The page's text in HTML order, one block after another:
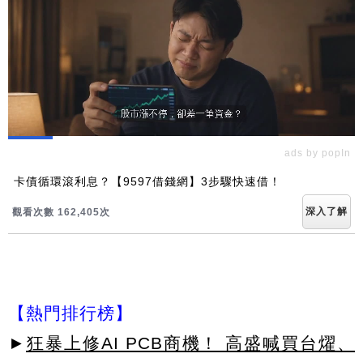
ads by popIn
卡債循環滾利息？【9597借錢網】3步驟快速借！
觀看次數 162,405次 深入了解
【熱門排行榜】
► 狂暴上修AI PCB商機！ 高盛喊買台燿、